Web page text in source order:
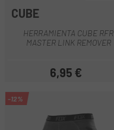
CUBE
HERRAMIENTA CUBE RFR
MASTER LINK REMOVER
Precio
6,95 €
-12%